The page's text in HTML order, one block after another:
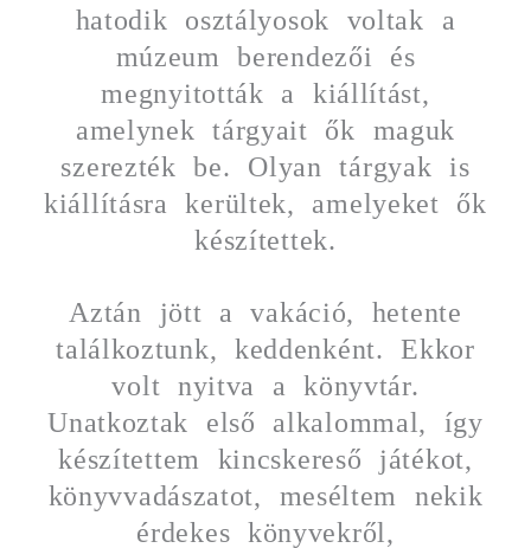
hatodik osztályosok voltak a
múzeum berendezői és
megnyitották a kiállítást,
amelynek tárgyait ők maguk
szerezték be. Olyan tárgyak is
kiállításra kerültek, amelyeket ők
készítettek.
Aztán jött a vakáció, hetente
találkoztunk, keddenként. Ekkor
volt nyitva a könyvtár.
Unatkoztak első alkalommal, így
készítettem kincskereső játékot,
könyvvadászatot, meséltem nekik
érdekes könyvekről,